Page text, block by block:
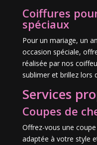
Coiffures
spéciaux
Pour un mariage, un
occasion spéciale,
réalisée par nos
sublimer et brillez lors
Services
Coupes de
Offrez-vous une
adaptée à votre style